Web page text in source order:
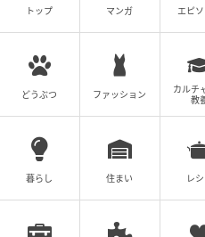
ママ広場
今回は相手側が優しく受
にならずに済みました。け
うなことが起きるかもしれ
トップ マンガ エピ
どうぶつ ファッション
カルチ
教
暮らし 住まい レ